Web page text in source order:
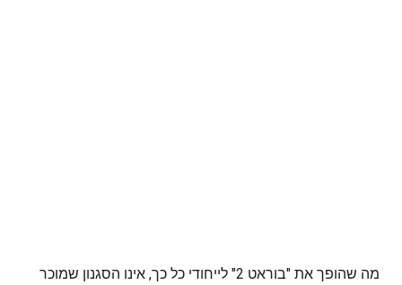
מה שהופך את "בוראט 2" לייחודי כל כך, אינו הסגנון שמוכר